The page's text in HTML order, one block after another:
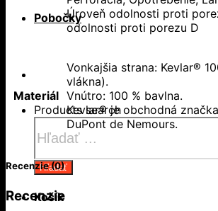
Pobočky
Products search
Hľadať
Košík
Úroveň odolnosti proti
odolnosti proti porezu D
Materiál
Vonkajšia strana: Kevlar®
vlákna).
Vnútro: 100 % bavlna.
Kevlar® je obchodná
DuPont de Nemours.
Recenzie (0)
Recenzie